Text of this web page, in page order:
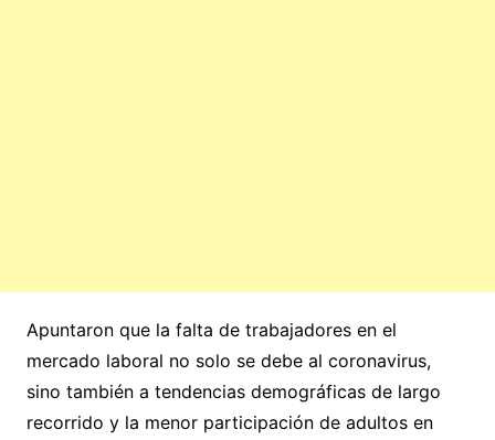
Apuntaron que la falta de trabajadores en el
mercado laboral no solo se debe al coronavirus,
sino también a tendencias demográficas de largo
recorrido y la menor participación de adultos en